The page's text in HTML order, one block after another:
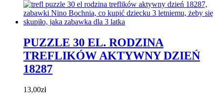
PUZZLE 30 EL. RODZINA
TREFLIKÓW AKTYWNY DZIEŃ
18287
13,00zł